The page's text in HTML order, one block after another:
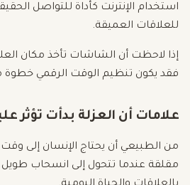
استخدام الإنترنت كأداة للتواصل
للعلاقات العميقة.
إذا لاحظت أن الشاشات تأخذ مكان
فقد يكون تنظيم الوقت الرقمي
علامات أن العزلة بدأت تؤثر
من الطبيعي أن يحتاج الإنسان إلى
مقلقة عندما تتحول إلى انسحاب طويل